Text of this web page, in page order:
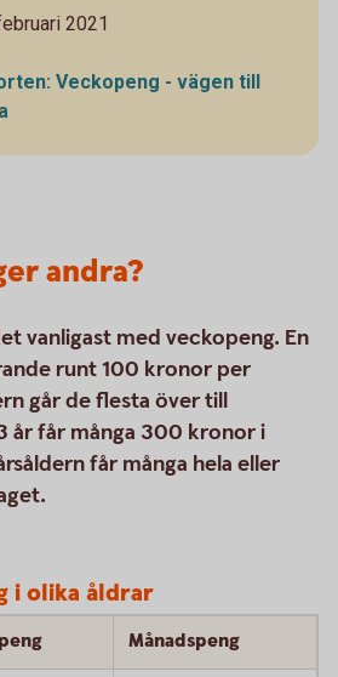
2021
Veckopeng - vägen till
andra?
vanligast med veckopeng. En
runt 100 kronor per
går de flesta över till
år får många 300 kronor i
får många hela eller
i olika åldrar
Månadspeng